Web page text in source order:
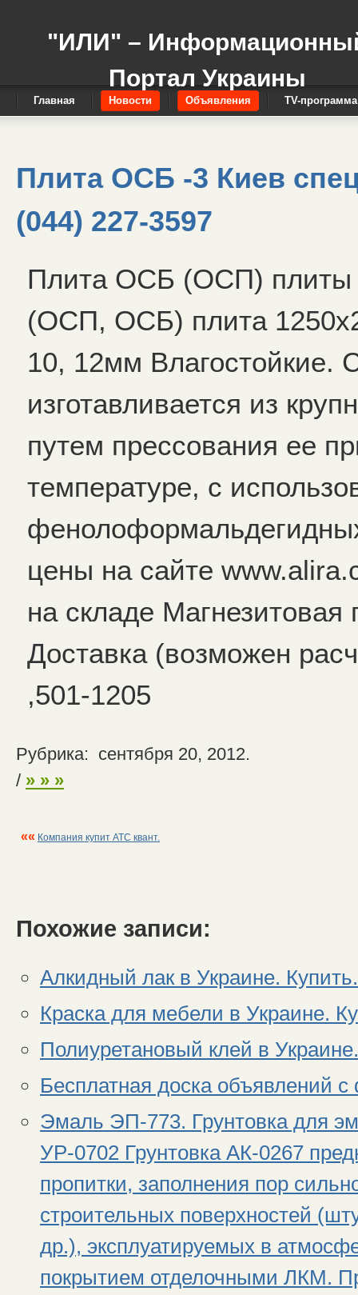
"ИЛИ" –
Портал Украины
Главная Новости Объявления TV-программа
Плита ОСБ -3 Киев
(044) 227-3597
Плита ОСБ (ОСП) плиты
(ОСП, ОСБ) плита
10, 12мм Влагостойкие.
изготавливается из
путем прессования ee
температуре, с
цены на сайте
на складе
Доставка (возможен
,501-1205
Рубрика: сентября 20, 2012.
/ » » »
«« Компания купит АТС квант.
Похожие записи:
Алкидный лак в Украине.
Краска для мебели в Украине.
Полиуретановый клей в
Бесплатная доска объявлений с
Эмаль ЭП-773. Грунтовка для
УР-0702 Грунтовка АК-0267
пропитки, заполнения пор
строительных поверхностей
др.), эксплуатируемых в
покрытием отделочными ЛКМ.